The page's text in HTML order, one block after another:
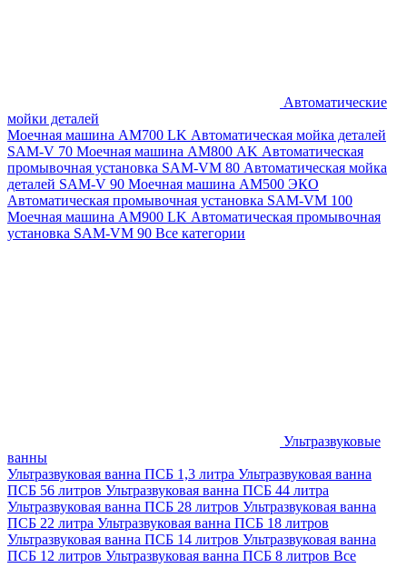
Автоматические
мойки деталей
Моечная машина AM700 LK Автоматическая мойка деталей
SAM-V 70 Моечная машина АМ800 AK Автоматическая
промывочная установка SAM-VM 80 Автоматическая мойка
деталей SAM-V 90 Моечная машина АМ500 ЭКО
Автоматическая промывочная установка SAM-VM 100
Моечная машина AM900 LK Автоматическая промывочная
установка SAM-VM 90 Все категории
Ультразвуковые
ванны
Ультразвуковая ванна ПСБ 1,3 литра Ультразвуковая ванна
ПСБ 56 литров Ультразвуковая ванна ПСБ 44 литра
Ультразвуковая ванна ПСБ 28 литров Ультразвуковая ванна
ПСБ 22 литра Ультразвуковая ванна ПСБ 18 литров
Ультразвуковая ванна ПСБ 14 литров Ультразвуковая ванна
ПСБ 12 литров Ультразвуковая ванна ПСБ 8 литров Все